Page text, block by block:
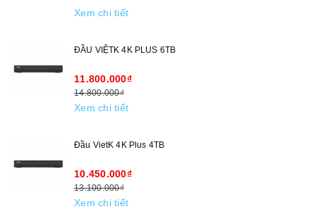
Xem chi tiết
ĐẦU VIỆTK 4K PLUS 6TB
11.800.000₫
14.800.000₫
Xem chi tiết
Đầu VietK 4K Plus 4TB
10.450.000₫
13.100.000₫
Xem chi tiết